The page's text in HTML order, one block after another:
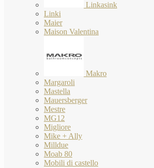
Linkasink
Linki
Maier
Maison Valentina
Makro
Margaroli
Mastella
Mauersberger
Mestre
MG12
Migliore
Mike + Ally
Milldue
Moab 80
Mobili di castello